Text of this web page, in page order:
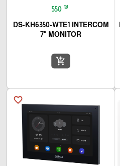
550 ₪
DS-KH6350-WTE1 INTERCOM
7" MONITOR
add_shopping_cart
favorite_border